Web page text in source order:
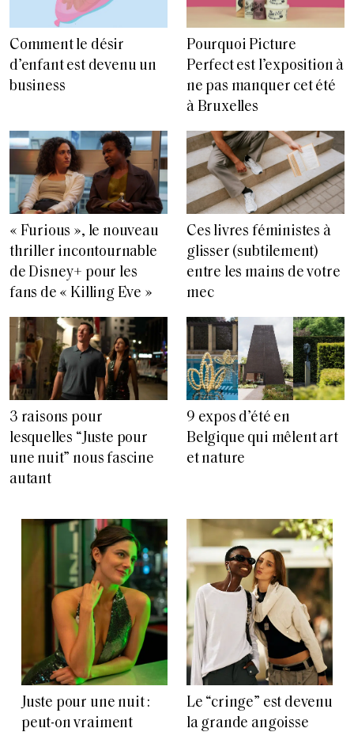
Comment le désir
d’enfant est devenu un
business
Pourquoi Picture
Perfect est l’exposition à
ne pas manquer cet été
à Bruxelles
« Furious », le nouveau
thriller incontournable
de Disney+ pour les
fans de « Killing Eve »
Ces livres féministes à
glisser (subtilement)
entre les mains de votre
mec
3 raisons pour
lesquelles “Juste pour
une nuit” nous fascine
autant
9 expos d’été en
Belgique qui mêlent art
et nature
Juste pour une nuit :
peut-on vraiment
Le “cringe” est devenu
la grande angoisse